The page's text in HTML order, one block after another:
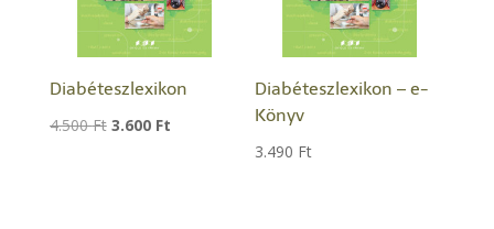
Diabéteszlexikon
4.500Ft Original
3.600 FtCurrent
Diabéteszlexikon – e-
Könyv
3.490 Ft